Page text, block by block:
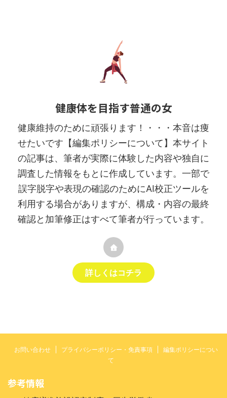
健康体を目指す普通の女
健康維持のために頑張ります！・・・本音は痩
せたいです【編集ポリシーについて】本サイト
の記事は、筆者が実際に体験した内容や独自に
調査した情報をもとに作成しています。一部で
誤字脱字や表現の確認のためにAI校正ツールを
利用する場合がありますが、構成・内容の最終
確認と加筆修正はすべて筆者が行っています。
詳しくはコチラ
お問い合わせ プライバシーポリシー・免責事項
編集ポリシーについ
て
参考情報